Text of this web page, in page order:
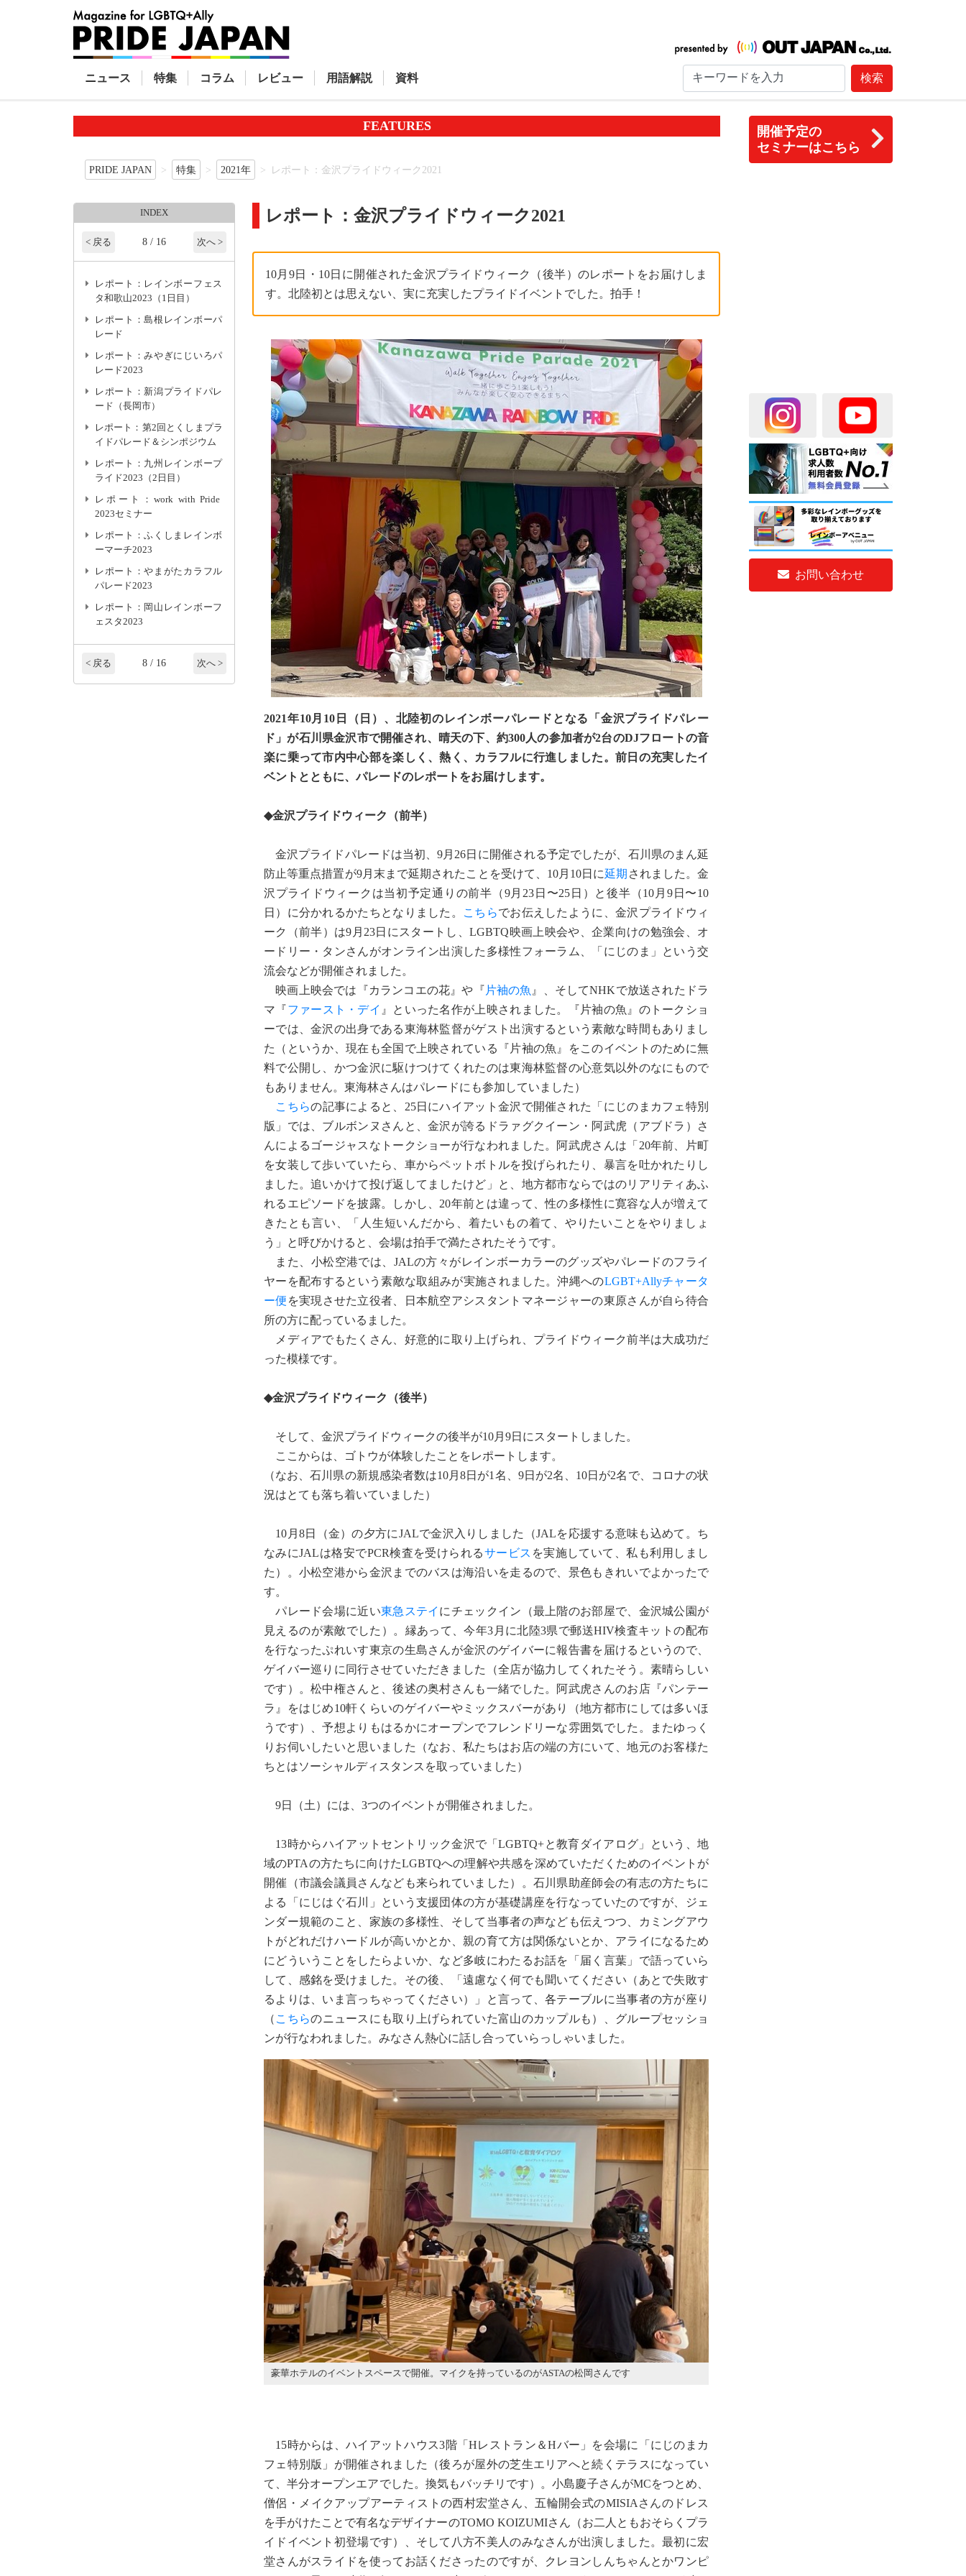
ニュース 特集 コラム レビュー 用語解説 資料 検索
開催予定の
セミナーはこちら
お問い合わせ
FEATURES
PRIDE JAPAN 特集 2021年 レポート：金沢プライドウィーク2021
レポート：金沢プライドウィーク2021
10月9日・10日に開催された金沢プライドウィーク（後半）のレポートをお届けしま
す。北陸初とは思えない、実に充実したプライドイベントでした。拍手！
2021年10月10日（日）、北陸初のレインボーパレードとなる「金沢プライドパレー
ド」が石川県金沢市で開催され、晴天の下、約300人の参加者が2台のDJフロートの音
楽に乗って市内中心部を楽しく、熱く、カラフルに行進しました。前日の充実したイ
ベントとともに、パレードのレポートをお届けします。
◆金沢プライドウィーク（前半）
金沢プライドパレードは当初、9月26日に開催される予定でしたが、石川県のまん延
防止等重点措置が9月末まで延期されたことを受けて、10月10日に延期 されました。金
沢プライドウィークは当初予定通りの前半（9月23日〜25日）と後半（10月9日〜10
日）に分かれるかたちとなりました。
こちらでお伝えしたように、金沢プライドウィ
ーク（前半）は9月23日にスタートし、LGBTQ映画上映会や、企業向けの勉強会、オ
ードリー・タンさんがオンライン出演した多様性フォーラム、「にじのま」という交
流会などが開催されました。
映画上映会では『カランコエの花』や『 片袖の魚 』、そしてNHKで放送されたドラ
マ『ファースト・デイ 』といった名作が上映されました。『片袖の魚』のトークショ
ーでは、金沢の出身である東海林監督がゲスト出演するという素敵な時間もありまし
た（というか、現在も全国で上映されている『片袖の魚』をこのイベントのために無
料で公開し、かつ金沢に駆けつけてくれたのは東海林監督の心意気以外のなにもので
もありません。東海林さんはパレードにも参加していました）
こちらの記事によると、25日にハイアット金沢で開催された「にじのまカフェ特別
版」では、ブルボンヌさんと、金沢が誇るドラァグクイーン・阿武虎（アブドラ）さ
んによるゴージャスなトークショーが行なわれました。阿武虎さんは「20年前、片町
を女装して歩いていたら、車からペットボトルを投げられたり、暴言を吐かれたりし
ました。追いかけて投げ返してましたけど」と、地方都市ならではのリアリティあふ
れるエピソードを披露。しかし、20年前とは違って、性の多様性に寛容な人が増えて
きたとも言い、「人生短いんだから、着たいもの着て、やりたいことをやりましょ
う」と呼びかけると、会場は拍手で満たされたそうです。
また、小松空港では、JALの方々がレインボーカラーのグッズやパレードのフライ
ヤーを配布するという素敵な取組みが実施されました。沖縄へのLGBT+Allyチャータ
ー便 を実現させた立役者、日本航空アシスタントマネージャーの東原さんが自ら待合
所の方に配っているました。
メディアでもたくさん、好意的に取り上げられ、プライドウィーク前半は大成功だ
った模様です。
◆金沢プライドウィーク（後半）
そして、金沢プライドウィークの後半が10月9日にスタートしました。
ここからは、ゴトウが体験したことをレポートします。
（なお、石川県の新規感染者数は10月8日が1名、9日が2名、10日が2名で、コロナの状
況はとても落ち着いていました）
10月8日（金）の夕方にJALで金沢入りしました（JALを応援する意味も込めて。ち
なみにJALは格安でPCR検査を受けられるサービス を実施していて、私も利用しまし
た）。小松空港から金沢までのバスは海沿いを走るので、景色もきれいでよかったで
す。
パレード会場に近い東急ステイ にチェックイン（最上階のお部屋で、金沢城公園が
見えるのが素敵でした）。縁あって、今年3月に北陸3県で郵送HIV検査キットの配布
を行なったぷれいす東京の生島さんが金沢のゲイバーに報告書を届けるというので、
ゲイバー巡りに同行させていただきました（全店が協力してくれたそう。素晴らしい
です）。松中権さんと、後述の奥村さんも一緒でした。阿武虎さんのお店『パンテー
ラ』をはじめ10軒くらいのゲイバーやミックスバーがあり（地方都市にしては多いほ
うです）、予想よりもはるかにオープンでフレンドリーな雰囲気でした。またゆっく
りお伺いしたいと思いました（なお、私たちはお店の端の方にいて、地元のお客様た
ちとはソーシャルディスタンスを取っていました）
9日（土）には、3つのイベントが開催されました。
13時からハイアットセントリック金沢で「LGBTQ+と教育ダイアログ」という、地
域のPTAの方たちに向けたLGBTQへの理解や共感を深めていただくためのイベントが
開催（市議会議員さんなども来られていました）。石川県助産師会の有志の方たちに
よる「にじはぐ石川」という支援団体の方が基礎講座を行なっていたのですが、ジェ
ンダー規範のこと、家族の多様性、そして当事者の声なども伝えつつ、カミングアウ
トがどれだけハードルが高いかとか、親の育て方は関係ないとか、アライになるため
にどういうことをしたらよいか、など多岐にわたるお話を「届く言葉」で語っていら
して、感銘を受けました。その後、「遠慮なく何でも聞いてください（あとで失敗す
るよりは、いま言っちゃってください）」と言って、各テーブルに当事者の方が座り
（ こちらのニュースにも取り上げられていた富山のカップルも）、グループセッショ
ンが行なわれました。みなさん熱心に話し合っていらっしゃいました。
豪華ホテルのイベントスペースで開催。マイクを持っているのがASTAの松岡さんです
15時からは、ハイアットハウス3階「Hレストラン＆Hバー」を会場に「にじのまカ
フェ特別版」が開催されました（後ろが屋外の芝生エリアへと続くテラスになってい
て、半分オープンエアでした。換気もバッチリです）。小島慶子さんがMCをつとめ、
僧侶・メイクアップアーティストの西村宏堂さん、五輪開会式のMISIAさんのドレス
を手がけたことで有名なデザイナーのTOMO KOIZUMIさん（お二人ともおそらくプラ
イドイベント初登場です）、そして八方不美人のみなさんが出演しました。最初に宏
堂さんがスライドを使ってお話くださったのですが、クレヨンしんちゃんとかワンピ
INDEX
< 戻る 8 / 16 次へ >
レポート：レインボーフェス
タ和歌山2023（1日目）
レポート：島根レインボーパ
レード
レポート：みやぎにじいろパ
レード2023
レポート：新潟プライドパレ
ード（長岡市）
レポート：第2回とくしまプラ
イドパレード＆シンポジウム
レポート：九州レインボープ
ライド2023（2日目）
レポート：work with Pride
2023セミナー
レポート：ふくしまレインボ
ーマーチ2023
レポート：やまがたカラフル
パレード2023
レポート：岡山レインボーフ
ェスタ2023
< 戻る 8 / 16 次へ >